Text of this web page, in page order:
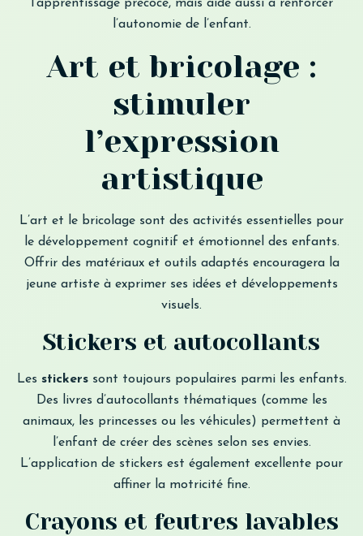
l’apprentissage précoce, mais aide aussi à renforcer
l’autonomie de l’enfant.
Art et bricolage :
stimuler
l’expression
artistique
L’art et le bricolage sont des activités essentielles pour
le développement cognitif et émotionnel des enfants.
Offrir des matériaux et outils adaptés encouragera la
jeune artiste à exprimer ses idées et développements
visuels.
Stickers et autocollants
Les stickerssont toujours populaires parmi les enfants.
Des livres d’autocollants thématiques (comme les
animaux, les princesses ou les véhicules) permettent à
l’enfant de créer des scènes selon ses envies.
L’application de stickers est également excellente pour
affiner la motricité fine.
Crayons et feutres lavables